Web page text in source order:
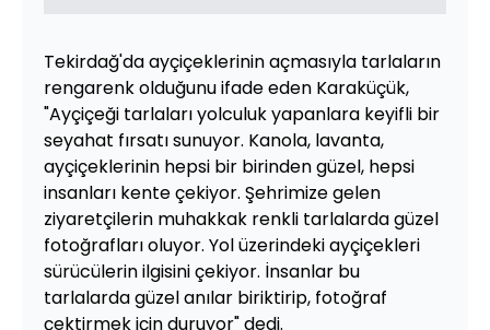
Tekirdağ'da ayçiçeklerinin açmasıyla tarlaların
rengarenk olduğunu ifade eden Karaküçük,
"Ayçiçeği tarlaları yolculuk yapanlara keyifli bir
seyahat fırsatı sunuyor. Kanola, lavanta,
ayçiçeklerinin hepsi bir birinden güzel, hepsi
insanları kente çekiyor. Şehrimize gelen
ziyaretçilerin muhakkak renkli tarlalarda güzel
fotoğrafları oluyor. Yol üzerindeki ayçiçekleri
sürücülerin ilgisini çekiyor. İnsanlar bu
tarlalarda güzel anılar biriktirip, fotoğraf
çektirmek için duruyor" dedi.